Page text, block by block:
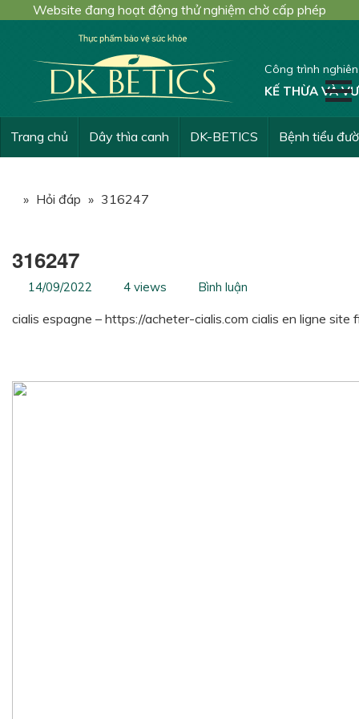
Website đang hoạt động thử nghiệm chờ cấp phép
Công trình
KẾ THỪA VÀ
Trang chủ Dây thìa canh DK-BETICS Bệnh tiểu
» Hỏi đáp » 316247
316247
14/09/2022 4 views Bình luận
cialis espagne – https://acheter-cialis.com cialis en ligne site